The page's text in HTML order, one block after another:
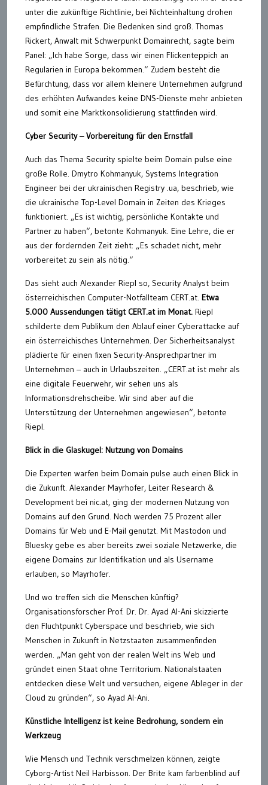
unter die zukünftige Richtlinie, bei Nichteinhaltung drohen
empfindliche Strafen. Die Bedenken sind groß. Thomas
Rickert, Anwalt mit Schwerpunkt Domainrecht, sagte beim
Panel: „Ich habe Sorge, dass wir einen Flickenteppich an
Regularien in Europa bekommen.“ Zudem besteht die
Befürchtung, dass vor allem kleinere Unternehmen aufgrund
des erhöhten Aufwandes keine DNS-Dienste mehr anbieten
und somit eine Marktkonsolidierung stattfinden wird.
Cyber Security – Vorbereitung für den Ernstfall
Auch das Thema Security spielte beim Domain pulse eine
große Rolle. Dmytro Kohmanyuk, Systems Integration
Engineer bei der ukrainischen Registry .ua, beschrieb, wie
die ukrainische Top-Level Domain in Zeiten des Krieges
funktioniert. „Es ist wichtig, persönliche Kontakte und
Partner zu haben“, betonte Kohmanyuk. Eine Lehre, die er
aus der fordernden Zeit zieht: „Es schadet nicht, mehr
vorbereitet zu sein als nötig.“
Das sieht auch Alexander Riepl so, Security Analyst beim
österreichischen Computer-Notfallteam CERT.at. Etwa
5.000 Aussendungen tätigt CERT.at im Monat. Riepl
schilderte dem Publikum den Ablauf einer Cyberattacke auf
ein österreichisches Unternehmen. Der Sicherheitsanalyst
plädierte für einen fixen Security-Ansprechpartner im
Unternehmen – auch in Urlaubszeiten. „CERT.at ist mehr als
eine digitale Feuerwehr, wir sehen uns als
Informationsdrehscheibe. Wir sind aber auf die
Unterstützung der Unternehmen angewiesen“, betonte
Riepl.
Blick in die Glaskugel: Nutzung von Domains
Die Experten warfen beim Domain pulse auch einen Blick in
die Zukunft. Alexander Mayrhofer, Leiter Research &
Development bei nic.at, ging der modernen Nutzung von
Domains auf den Grund. Noch werden 75 Prozent aller
Domains für Web und E-Mail genutzt. Mit Mastodon und
Bluesky gebe es aber bereits zwei soziale Netzwerke, die
eigene Domains zur Identifikation und als Username
erlauben, so Mayrhofer.
Und wo treffen sich die Menschen künftig?
Organisationsforscher Prof. Dr. Dr. Ayad Al-Ani skizzierte
den Fluchtpunkt Cyberspace und beschrieb, wie sich
Menschen in Zukunft in Netzstaaten zusammenfinden
werden. „Man geht von der realen Welt ins Web und
gründet einen Staat ohne Territorium. Nationalstaaten
entdecken diese Welt und versuchen, eigene Ableger in der
Cloud zu gründen“, so Ayad Al-Ani.
Künstliche Intelligenz ist keine Bedrohung, sondern ein
Werkzeug
Wie Mensch und Technik verschmelzen können, zeigte
Cyborg-Artist Neil Harbisson. Der Brite kam farbenblind auf